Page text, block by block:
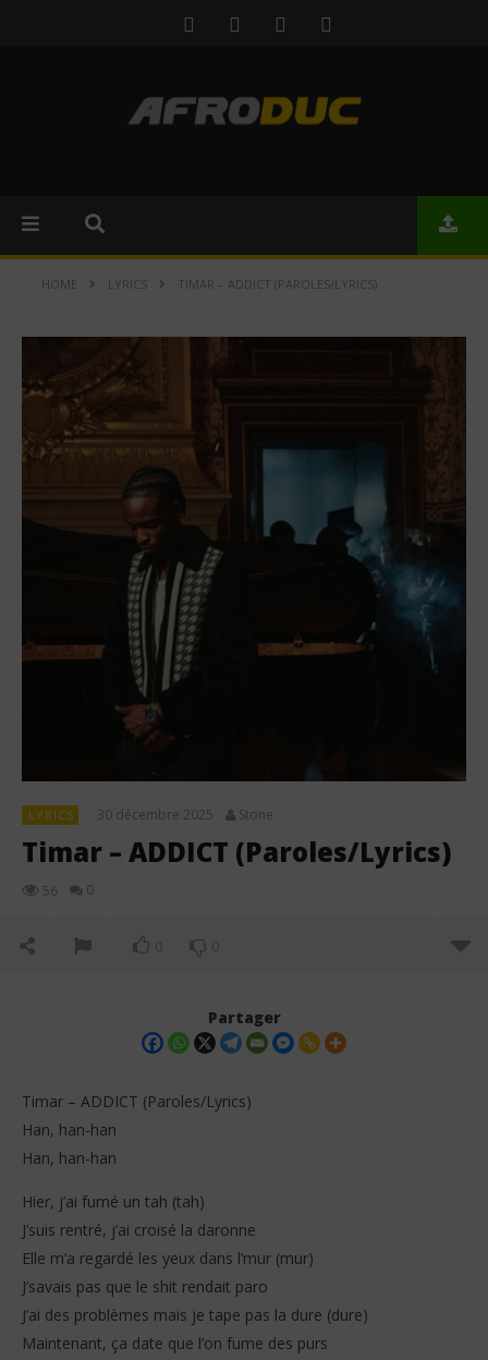
HOME LYRICS TIMAR – ADDICT (PAROLES/LYRICS)
LYRICS 30 décembre 2025 Stone
Timar – ADDICT (Paroles/Lyrics)
56 0
0 0
NOW VIEWING
Timar – ADDICT (Paroles/Lyrics)
30
Partager
Timar – ADDICT (Paroles/Lyrics)
Han, han-han
Han, han-han
Hier, j’ai fumé un tah (tah)
J’suis rentré, j’ai croisé la daronne
Elle m’a regardé les yeux dans l’mur (mur)
J’savais pas que le shit rendait paro
J’ai des problèmes mais je tape pas la dure (dure)
Maintenant, ça date que l’on fume des purs